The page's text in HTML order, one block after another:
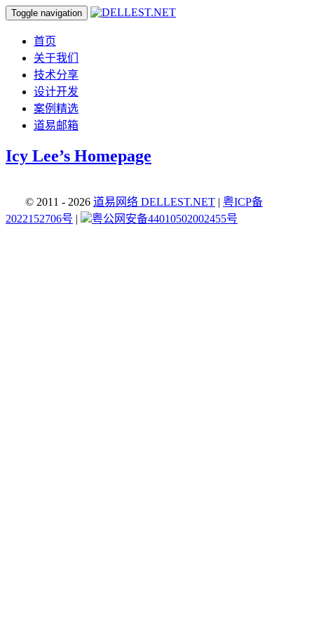
Toggle navigation
首页
关于我们
技术分享
设计开发
案例精选
道易邮箱
Icy Lee’s Homepage
© 2011 - 2026 道易网络 DELLEST.NET | 粤ICP备
2022152706号 | 粤公网安备44010502002455号